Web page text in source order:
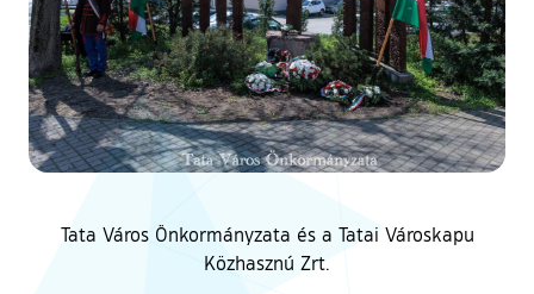
Tata Város Önkormányzata és a Tatai Városkapu
Közhasznú Zrt.